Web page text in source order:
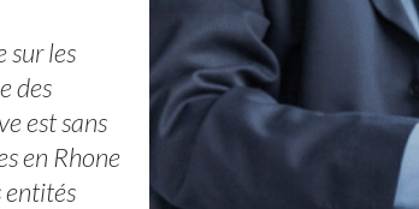
sur les
des
est sans
en Rhone
entités